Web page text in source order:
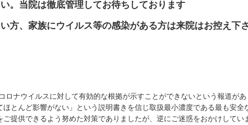
。当院は徹底管理してお待ちしております
方、家族にウイルス等の感染がある方は来院はお控え下さ
ナウイルスに対して有効的な根拠が示すことができないという報道があ
とんど影響がない」という説明書きを信じ取扱最小濃度である最も安全
提供できるよう努めた対策でありましたが、逆にご迷惑をおかけしてい